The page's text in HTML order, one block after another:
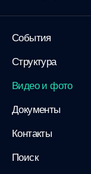
События
Структура
Видео и фото
Документы
Контакты
Поиск